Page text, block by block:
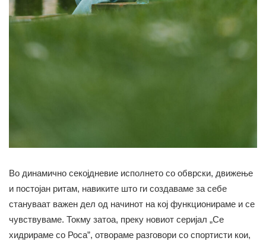
Во динамично секојдневие исполнето со обврски, движење
и постојан ритам, навиките што ги создаваме за себе
стануваат важен дел од начинот на кој функционираме и се
чувствуваме. Токму затоа, преку новиот серијал „Се
хидрираме со Роса”, отвораме разговори со спортисти кои,